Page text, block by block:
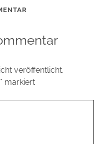
veröffentlicht.
* markiert